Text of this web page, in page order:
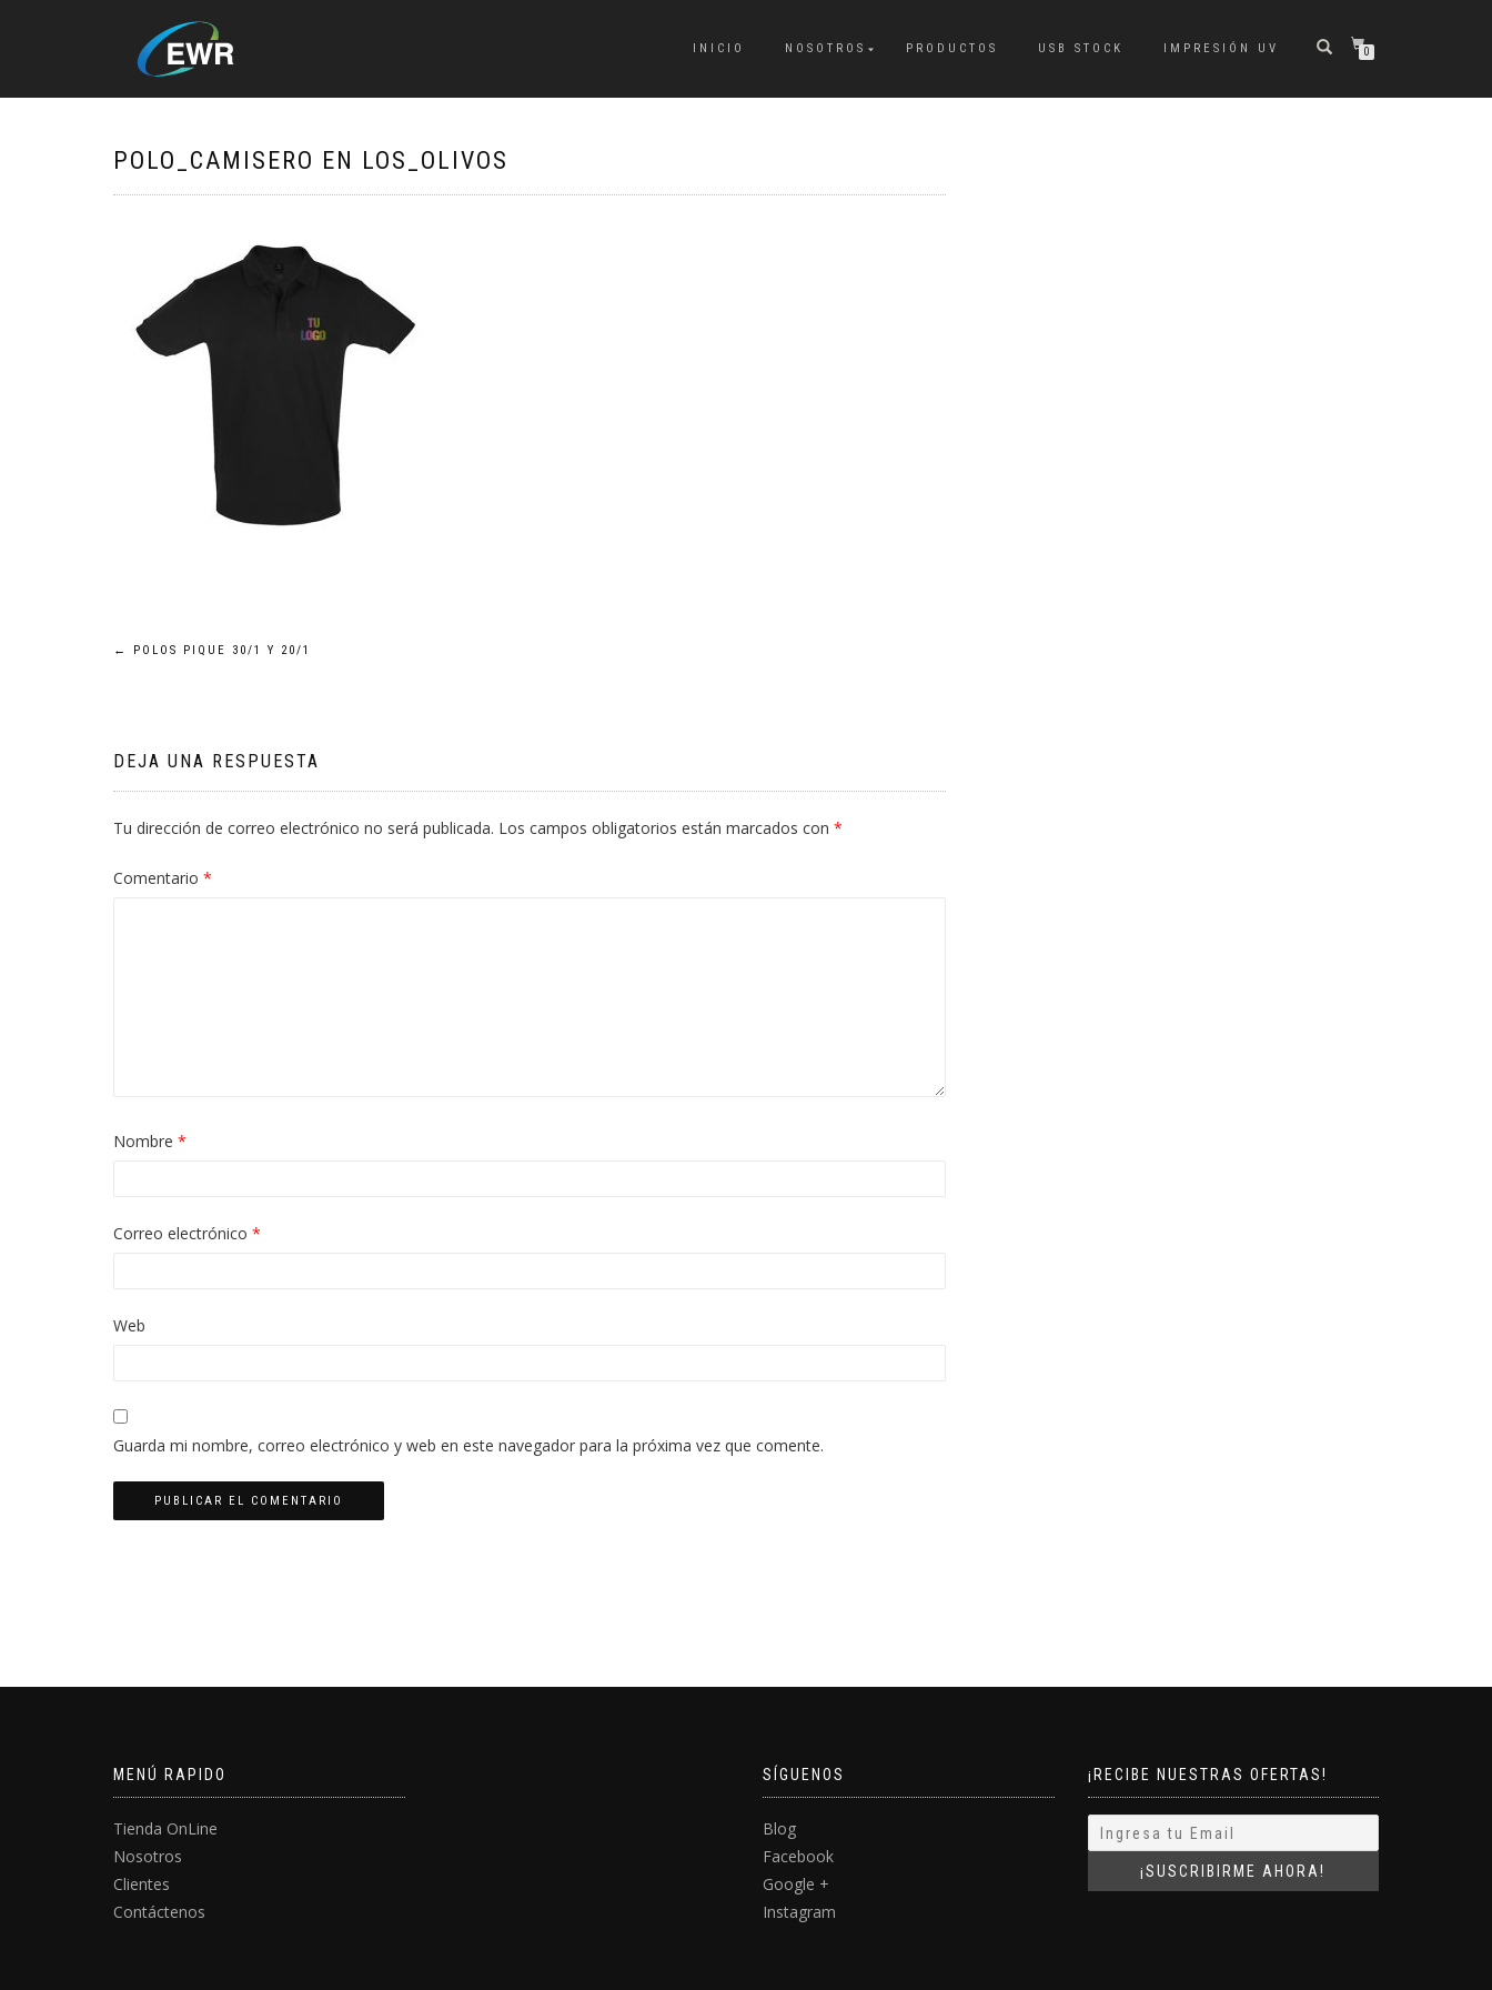
INICIO NOSOTROS PRODUCTOS USB STOCK IMPRESIÓN UV 0
POLO_CAMISERO EN LOS_OLIVOS
Navegación
entradas
← POLOS PIQUE 30/1 Y 20/1
DEJA UNA RESPUESTA
Tu dirección de correo electrónico no será publicada. Los campos obligatorios están marcados con *
Comentario *
Nombre *
Correo electrónico *
Web
Guarda mi nombre, correo electrónico y web en este navegador para la próxima vez que comente.
MENÚ RAPIDO
Tienda OnLine
Nosotros
Clientes
Contáctenos
SÍGUENOS
Blog
Facebook
Google +
Instagram
¡RECIBE NUESTRAS OFERTAS!